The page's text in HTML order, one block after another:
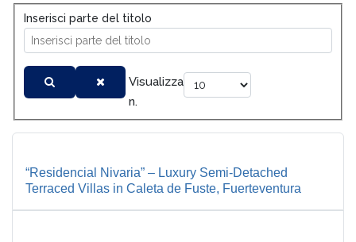
Inserisci parte del titolo
Visualizza
n.
“Residencial Nivaria” – Luxury Semi-Detached
Terraced Villas in Caleta de Fuste, Fuerteventura